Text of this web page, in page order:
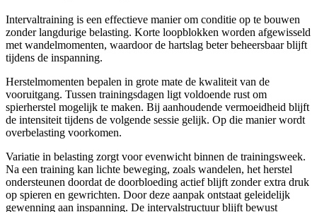
Intervaltraining is een effectieve manier om conditie op te bouwen
zonder langdurige belasting. Korte loopblokken worden afgewisseld
met wandelmomenten, waardoor de hartslag beter beheersbaar blijft
tijdens de inspanning.
Herstelmomenten bepalen in grote mate de kwaliteit van de
vooruitgang. Tussen trainingsdagen ligt voldoende rust om
spierherstel mogelijk te maken. Bij aanhoudende vermoeidheid blijft
de intensiteit tijdens de volgende sessie gelijk. Op die manier wordt
overbelasting voorkomen.
Variatie in belasting zorgt voor evenwicht binnen de trainingsweek.
Na een training kan lichte beweging, zoals wandelen, het herstel
ondersteunen doordat de doorbloeding actief blijft zonder extra druk
op spieren en gewrichten. Door deze aanpak ontstaat geleidelijk
gewenning aan inspanning. De intervalstructuur blijft bewust